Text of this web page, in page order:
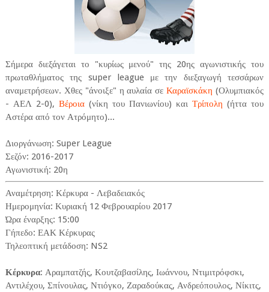
Σήμερα διεξάγεται το "κυρίως μενού" της 20ης αγωνιστικής του
πρωταθλήματος της super league με την διεξαγωγή τεσσάρων
αναμετρήσεων. Χθες "άνοιξε" η αυλαία σεΚαραϊσκάκη (Ολυμπιακός
- ΑΕΛ 2-0), Βέροια(νίκη του Πανιωνίου) καιΤρίπολη (ήττα του
Αστέρα από τον Ατρόμητο)...
Διοργάνωση: Super League
Σεζόν: 2016-2017
Αγωνιστική: 20η
Αναμέτρηση: Κέρκυρα - Λεβαδειακός
Ημερομηνία: Κυριακή 12 Φεβρουαρίου 2017
Ώρα έναρξης: 15:00
Γήπεδο: ΕΑΚ Κέρκυρας
Τηλεοπτική μετάδοση: NS2
Κέρκυρα: Αραμπατζής, Κουτζαβασίλης, Ιωάννου, Ντιμιτρόφσκι,
Αντιλέχου, Σπίνουλας, Ντιόγκο, Ζαραδούκας, Ανδρεόπουλος, Νίκιτς,